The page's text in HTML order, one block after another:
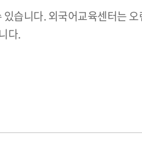
습니다. 외국어교육센터는
다.